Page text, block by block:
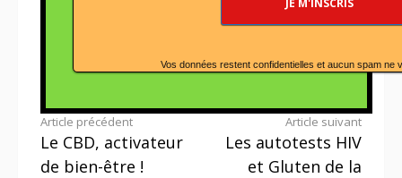
Vos données restent confidentielles et aucun spam ne
Lire
la
Article précédent
Le CBD, activateur
de bien-être !
Article suivant
Les autotests HIV
et Gluten de la